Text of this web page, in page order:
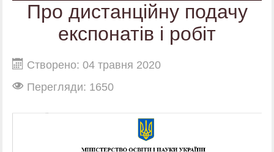
Про дистанційну подачу
експонатів і робіт
Створено: 04 травня 2020
Перегляди: 1650